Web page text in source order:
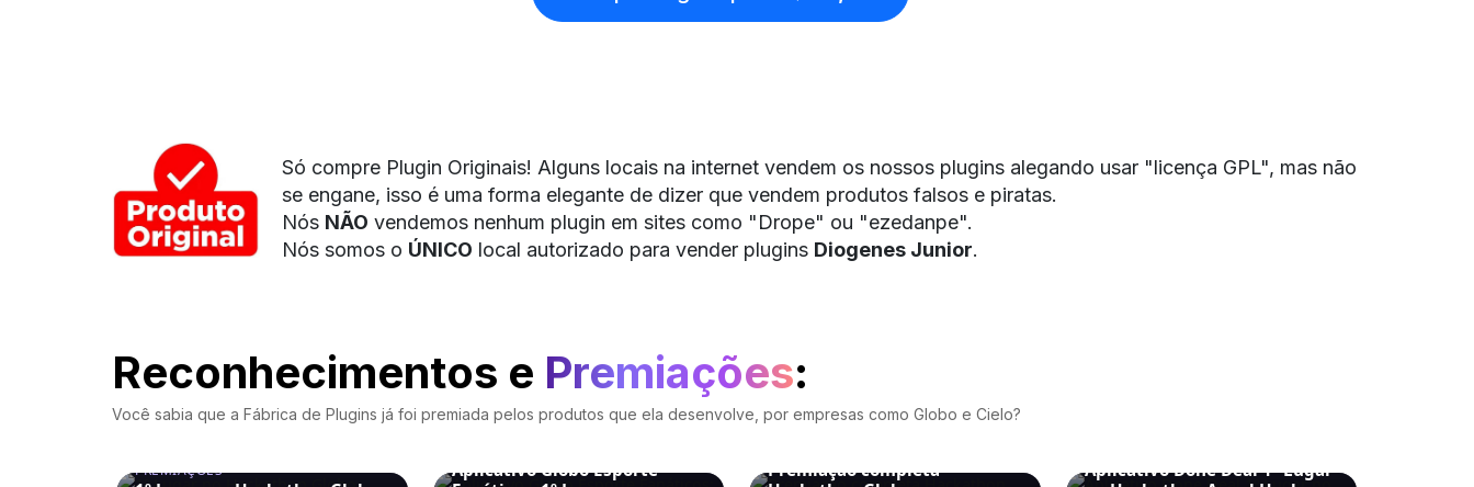
Só compre Plugin Originais! Alguns locais na internet vendem os nossos plugins alegando usar "licença GPL", mas não
se engane, isso é uma forma elegante de dizer que vendem produtos falsos e piratas.
Nós NÃO vendemos nenhum plugin em sites como "Drope" ou "ezedanpe".
Nós somos o ÚNICO local autorizado para vender plugins Diogenes Junior.
Reconhecimentos e Premiações:
Você sabia que a Fábrica de Plugins já foi premiada pelos produtos que ela desenvolve, por empresas como Globo e Cielo?
PREMIAÇÕES
Aplicativo Globo Esporte
Premiação completa
Aplicativo Done Deal 1º Lugar